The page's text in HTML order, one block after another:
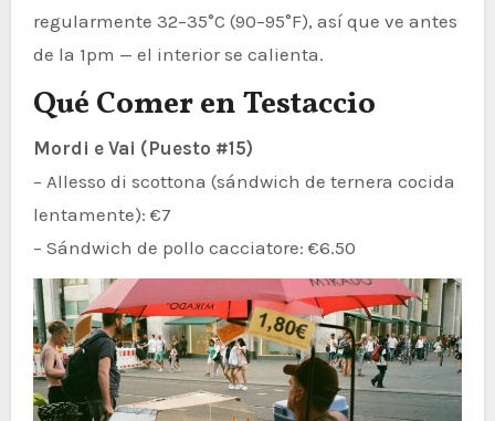
regularmente 32–35°C (90–95°F), así que ve antes
de la 1pm — el interior se calienta.
Qué Comer en Testaccio
Mordi e Vai (Puesto #15)
– Allesso di scottona (sándwich de ternera cocida
lentamente): €7
– Sándwich de pollo cacciatore: €6.50